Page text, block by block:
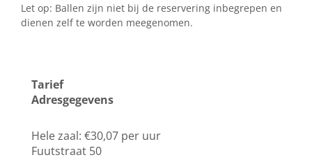
Let op: Ballen zijn niet bij de reservering inbegrepen en
dienen zelf te worden meegenomen.
Tarief
Adresgegevens
Hele zaal: €30,07 per uur
Fuutstraat 50